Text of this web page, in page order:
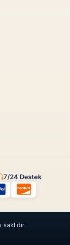
7/24 Destek
saklıdır.